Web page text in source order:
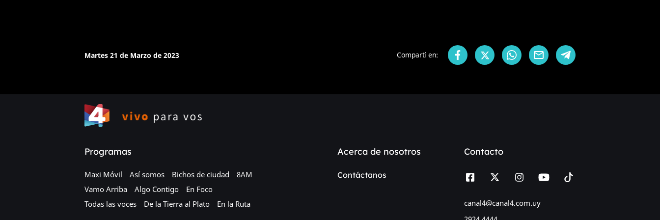
Martes 21 de Marzo de 2023 Compartí en:
Programas
Maxi Móvil Así somos Bichos de ciudad
8AM
Vamo Arriba
Algo Contigo
En Foco
Todas las voces
De la Tierra al Plato En la Ruta
Acerca de nosotros
Contáctanos
Contacto
canal4@canal4.com.uy